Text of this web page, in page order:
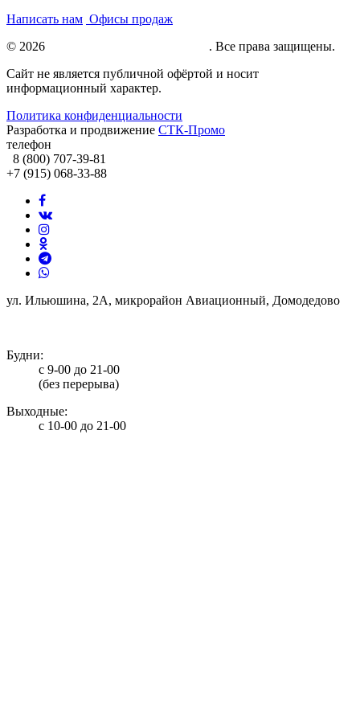
Написать нам Офисы продаж
© 2026
. Все права защищены.
Сайт не является публичной офёртой и носит
информационный характер.
Политика конфиденциальности
Разработка и продвижение СТК-Промо
телефон
8 (800) 707-39-81
+7 (915) 068-33-88
ул. Ильюшина, 2А, микрорайон Авиационный, Домодедово
Будни:
с 9-00 до 21-00
(без перерыва)
Выходные:
с 10-00 до 21-00